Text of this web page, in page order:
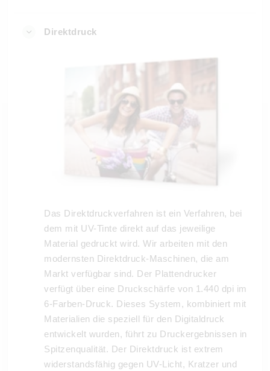
Direktdruck
Das Direktdruckverfahren ist ein Verfahren, bei
dem mit UV-Tinte direkt auf das jeweilige
Material gedruckt wird. Wir arbeiten mit den
modernsten Direktdruck-Maschinen, die am
Markt verfügbar sind. Der Plattendrucker
verfügt über eine Druckschärfe von 1.440 dpi im
6-Farben-Druck. Dieses System, kombiniert mit
Materialien die speziell für den Digitaldruck
entwickelt wurden, führt zu Druckergebnissen in
Spitzenqualität. Der Direktdruck ist extrem
widerstandsfähig gegen UV-Licht, Kratzer und